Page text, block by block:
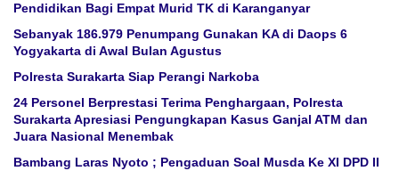
Pendidikan Bagi Empat Murid TK di Karanganyar
Sebanyak 186.979 Penumpang Gunakan KA di Daops 6
Yogyakarta di Awal Bulan Agustus
Polresta Surakarta Siap Perangi Narkoba
24 Personel Berprestasi Terima Penghargaan, Polresta
Surakarta Apresiasi Pengungkapan Kasus Ganjal ATM dan
Juara Nasional Menembak
Bambang Laras Nyoto ; Pengaduan Soal Musda Ke XI DPD II